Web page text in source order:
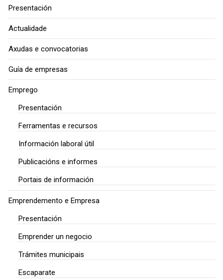
Presentación
Actualidade
Axudas e convocatorias
Guía de empresas
Emprego
Presentación
Ferramentas e recursos
Información laboral útil
Publicacións e informes
Portais de información
Emprendemento e Empresa
Presentación
Emprender un negocio
Trámites municipais
Escaparate